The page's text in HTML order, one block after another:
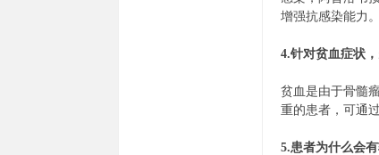
增强抗感染能力。
4.针对贫血症状
贫血是由于骨髓
重的患者，可通
5.患者为什么会